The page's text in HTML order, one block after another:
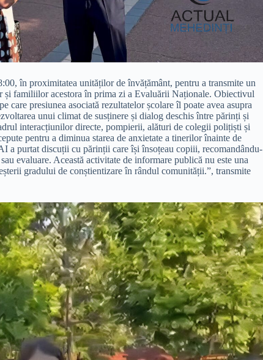
în proximitatea unităților de învățământ, pentru a transmite un
și familiilor acestora în prima zi a Evaluării Naționale. Obiectivul
care presiunea asociată rezultatelor școlare îl poate avea asupra
unui climat de susținere și dialog deschis între părinți și
interacțiunilor directe, pompierii, alături de colegii polițiști și
pentru a diminua starea de anxietate a tinerilor înainte de
a purtat discuții cu părinții care își însoțeau copiii, recomandându-
evaluare. Această activitate de informare publică nu este una
gradului de conștientizare în rândul comunității.”, transmite